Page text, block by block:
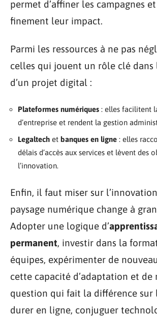
permet d’affiner les campagnes
finement leur impact.
Parmi les ressources à ne pas
celles qui jouent un rôle clé dans
d’un projet digital :
Plateformes numériques : elles facilitent
d’entreprise et rendent la gestion
Legaltech et banques en ligne : elles
délais d’accès aux services et lèvent des
l’innovation.
Enfin, il faut miser sur
paysage numérique change à
Adopter une logique d’
permanent, investir dans la
équipes, expérimenter de
cette capacité d’adaptation et de
question qui fait la différence sur
durer en ligne, conjuguer